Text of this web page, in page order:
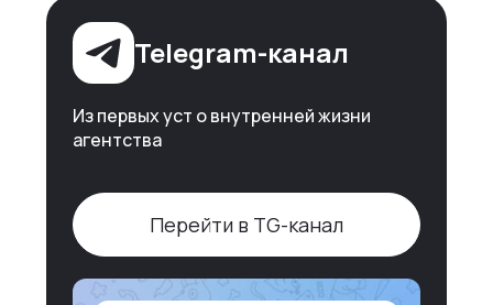
Telegram-канал
Из первых уст о внутренней жизни
агентства
Перейти в TG-канал